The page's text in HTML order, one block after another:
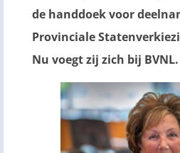
de handdoek voor
Provinciale
Nu voegt zij zich bij BVNL.